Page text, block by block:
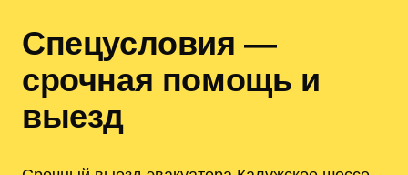
Спецусловия —
срочная помощь и
выезд